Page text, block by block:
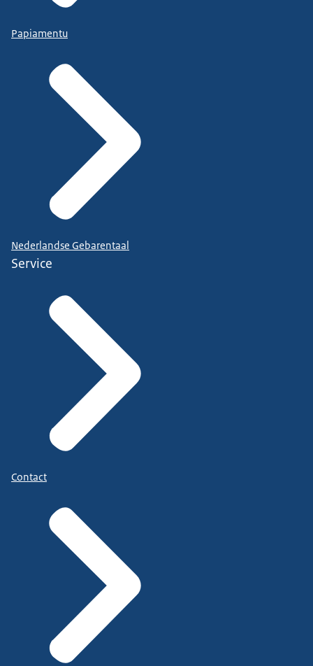
Papiamentu
Nederlandse Gebarentaal
Service
Contact